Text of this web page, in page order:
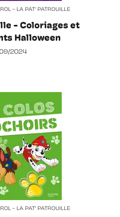
- LA PAT' PATROUILLE
- Coloriages et
Halloween
09/2024
- LA PAT' PATROUILLE